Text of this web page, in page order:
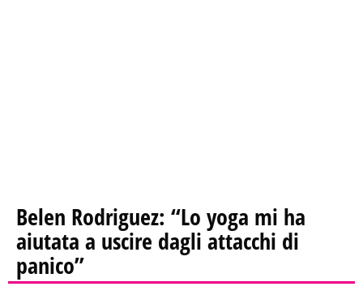
Belen Rodriguez: “Lo yoga mi ha
aiutata a uscire dagli attacchi di
panico”